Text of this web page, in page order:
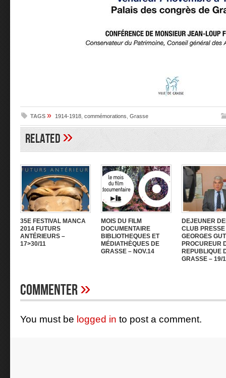
TAGS » 1914-1918 commémorations Grasse
Related»
35E FESTIVAL MANCA
2014 FUTURS
ANTÉRIEURS –
17>30/11
MOIS DU FILM
DOCUMENTAIRE
BIBLIOTHEQUES ET
MÉDIATHÈQUES DE
GRASSE – NOV.14
DEJEUNER
CLUB
GEORGES
PROCUREUR
REPUBLIQUE
GRASSE – 19/
Commenter»
You must be logged in to post a comment.